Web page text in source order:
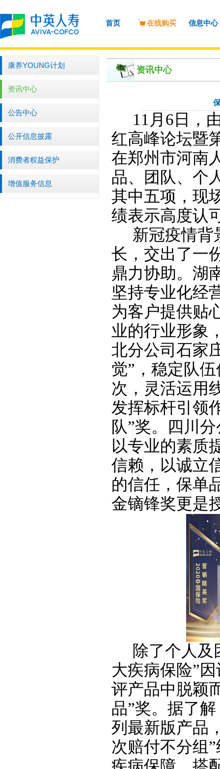
首页 在线购买 信息中心
康养YOUNG计划
资讯中心
公告中心
公开信息披露
消费者权益保护
增值服务信息
资讯中心
11 月 6 日，
红高峰论坛暨
在郑州市河南
品、团队、个
其中五项，现
绩表示高度认
新冠疫情背
长，交出了一
鼎力协助。湖
坚持专业化经
为客户提供贴
业的行业形象
北分公司石家
觉”，稳定队
次，灵活运用
发挥标杆引领
队”奖。四川
以专业的素质
信赖，以诚立
的信任，保单
金镝锋奖更是
除了个人及
大疾病保险”
评产品中脱颖
品”奖。据了
列最新版产品
次赔付不分组